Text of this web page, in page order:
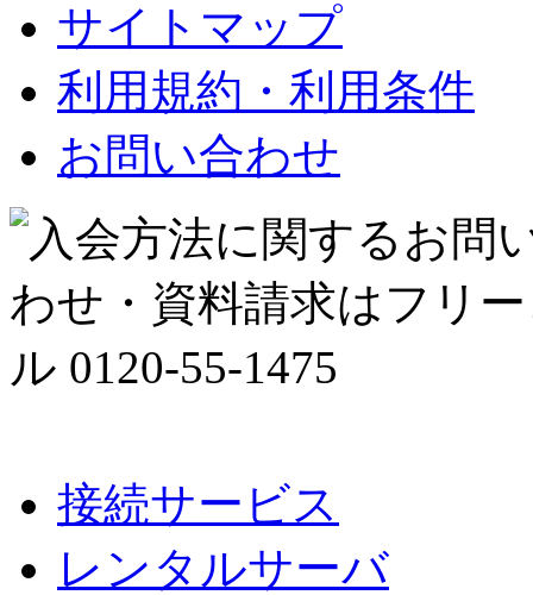
サイトマップ
利用規約・利用条件
お問い合わせ
接続サービス
レンタルサーバ